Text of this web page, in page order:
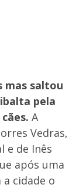
mas saltou
pela
A
Vedras,
e de Inês
após uma
cidade o